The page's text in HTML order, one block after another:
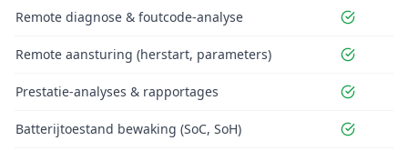
Remote diagnose & foutcode-analyse
Remote aansturing (herstart, parameters)
Prestatie-analyses & rapportages
Batterijtoestand bewaking (SoC, SoH)